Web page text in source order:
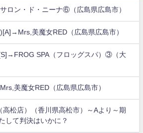
ロン・ド・ニーナ⑥（広島県広島市）
美魔女RED（広島県広島市）
SPA（フロッグスパ）③（大
美魔女RED（広島県広島市）
松店）（香川県高松市）～Aより～期
して判決はいかに？